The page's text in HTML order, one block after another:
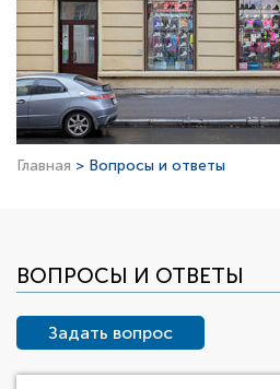
Главная > Вопросы и ответы
ВОПРОСЫ И ОТВЕТЫ
Задать вопрос